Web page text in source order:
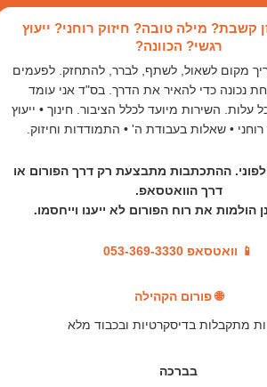
קשבת? מילה טובה? חיזוק רוחני? ייעוץ
רגשי? הכוונה?
מקום לשאול, לשתף, לברר, להתחזק. לפעמים
נכונה כדי להאיר את הדרך. בס"ד אני עומד
עלות. השירות מיועד לכלל הציבור. חינוך • ייעוץ
רוחני • שאלות בעבודת ה' • התמודדות וחיזוק.
ההתכתבות מתבצעת רק דרך הפורום או
דרך הוואטסאפ.
הולמות את רוח הפורום לא ייענו וייחסמו.
📱 וואטסאפ 053-369-3330
🌐 פורום הקהילה
מתקבלות בדיסקרטיות ובכבוד מלא
בברכה